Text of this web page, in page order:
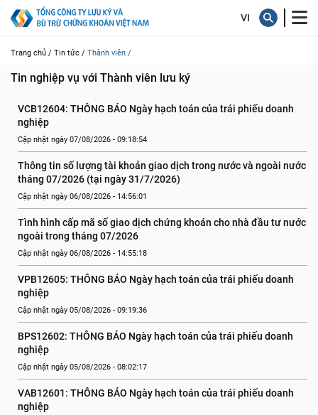
Trang chủ / Tin tức / Thành viên /
Tin nghiệp vụ với Thành viên lưu ký
VCB12604: THÔNG BÁO Ngày hạch toán của trái phiếu doanh
nghiệp
Cập nhật ngày 07/08/2026 - 09:18:54
Thông tin số lượng tài khoản giao dịch trong nước và ngoài nước
tháng 07/2026 (tại ngày 31/7/2026)
Cập nhật ngày 06/08/2026 - 14:56:01
Tình hình cấp mã số giao dịch chứng khoán cho nhà đầu tư nước
ngoài trong tháng 07/2026
Cập nhật ngày 06/08/2026 - 14:55:18
VPB12605: THÔNG BÁO Ngày hạch toán của trái phiếu doanh
nghiệp
Cập nhật ngày 05/08/2026 - 09:19:36
BPS12602: THÔNG BÁO Ngày hạch toán của trái phiếu doanh
nghiệp
Cập nhật ngày 05/08/2026 - 08:02:17
VAB12601: THÔNG BÁO Ngày hạch toán của trái phiếu doanh
nghiệp